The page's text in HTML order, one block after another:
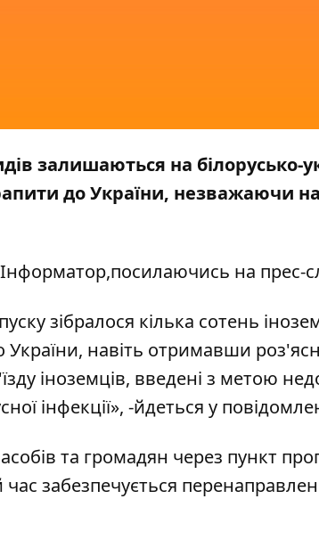
залишаються на білорусько-
до України, незважаючи на
Інформатор,посилаючись на прес-
зібралося кілька сотень
України, навіть отримавши
іноземців, введені з метою
інфекції», -йдеться у
та громадян через пункт
забезпечується